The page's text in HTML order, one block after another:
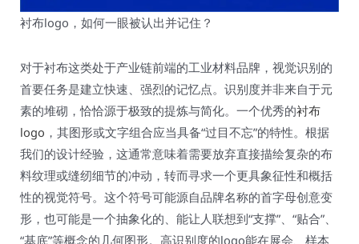
衬布logo，如何一眼被认出并记住？
对于衬布这类处于产业链前端的工业材料品牌，视觉识别的
首要任务是建立快速、强烈的记忆点。识别度并非来自于元
素的堆砌，恰恰源于极致的提炼与简化。一个优秀的衬布
logo ，其图形或文字组合应当具备“过目不忘”的特性。根据
我们的设计经验，这通常意味着需要放弃直接描绘复杂的布
料纹理或缝纫细节的冲动，转而寻求一个更具象征性和概括
性的视觉符号。这个符号可能源自品牌名称的首字母创意变
形，也可能是一个抽象化的、能让人联想到“支撑”、“贴合”、
“基底”等概念的几何图形。高识别度的logo能在展会、样本